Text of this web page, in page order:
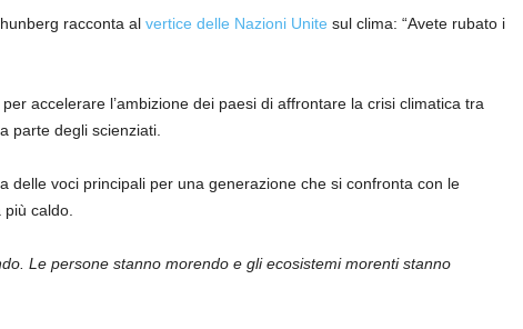
racconta al vertice delle Nazioni Unite sul clima: “Avete rubato i
accelerare l’ambizione dei paesi di affrontare la crisi climatica tra
parte degli scienziati.
delle voci principali per una generazione che si confronta con le
caldo.
Le persone stanno morendo e gli ecosistemi morenti stanno